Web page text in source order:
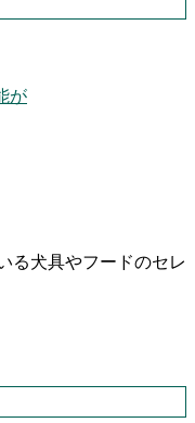
が
る犬具やフードのセレ